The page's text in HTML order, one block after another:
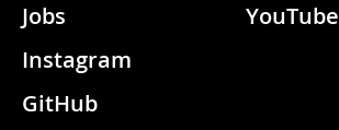
Jobs
YouTube
Instagram
GitHub